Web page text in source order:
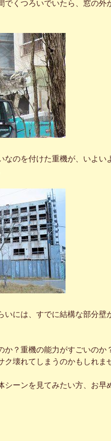
くつろいでいたら、窓の外
のを付けた重機が、いよい
には、すでに結構な部分壁
？重機の能力がすごいのか
ク壊れてしまうのかもしれま
ーンを見てみたい方、お早